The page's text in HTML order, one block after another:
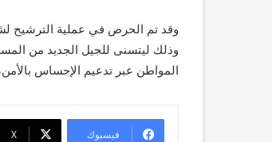
وقد تم الحرص في عملية الترشيح
وذلك ليتسنى للجيل الجديد من
المواطن عبر تدعيم الإحساس
فيسبوك X